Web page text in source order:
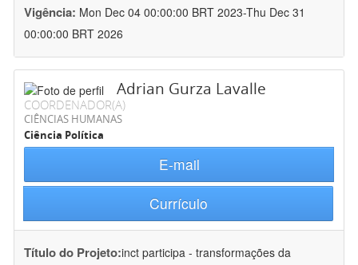
Vigência: Mon Dec 04 00:00:00 BRT 2023-Thu Dec 31
00:00:00 BRT 2026
Adrian Gurza Lavalle
COORDENADOR(A)
CIÊNCIAS HUMANAS
Ciência Política
E-mail
Currículo
Título do Projeto:inct participa - transformações da